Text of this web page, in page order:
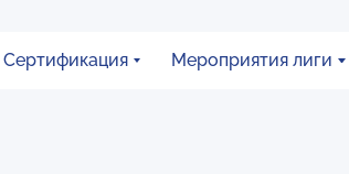
Сертификация Мероприятия лиги